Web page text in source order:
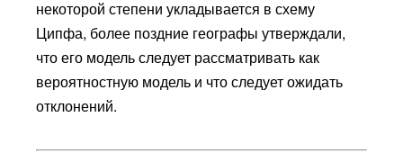
некоторой степени укладывается в схему
Ципфа, более поздние географы утверждали,
что его модель следует рассматривать как
вероятностную модель и что следует ожидать
отклонений.